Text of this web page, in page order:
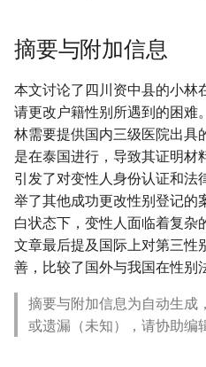
摘要与附加信息
本文讨论了四川资中县的小林
请更改户籍性别所遇到的困难
林需要提供国内三级医院出具
是在泰国进行，导致其证明材
引发了对变性人身份认证和法
举了其他成功更改性别登记的
白状态下，变性人面临着复杂
文章最后提及国际上对第三性
善，比较了国外与我国在性别
摘要与附加信息为自动生成
或遗漏（未知），请协助编